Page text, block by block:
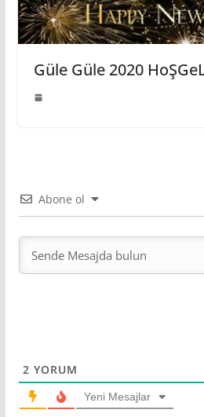
Güle Güle 2020
Abone ol
2 YORUM
Yeni Mesajlar